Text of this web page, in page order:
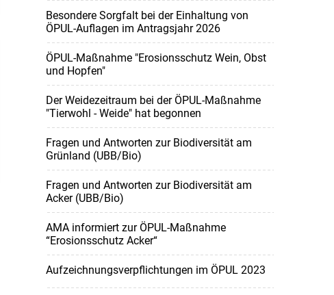
Besondere Sorgfalt bei der Einhaltung von
ÖPUL-Auflagen im Antragsjahr 2026
ÖPUL-Maßnahme "Erosionsschutz Wein, Obst
und Hopfen"
Der Weidezeitraum bei der ÖPUL-Maßnahme
"Tierwohl - Weide" hat begonnen
Fragen und Antworten zur Biodiversität am
Grünland (UBB/Bio)
Fragen und Antworten zur Biodiversität am
Acker (UBB/Bio)
AMA informiert zur ÖPUL-Maßnahme
“Erosionsschutz Acker“
Aufzeichnungsverpflichtungen im ÖPUL 2023